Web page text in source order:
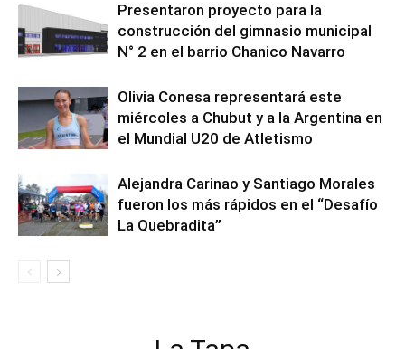
Presentaron proyecto para la
construcción del gimnasio municipal
N° 2 en el barrio Chanico Navarro
Olivia Conesa representará este
miércoles a Chubut y a la Argentina en
el Mundial U20 de Atletismo
Alejandra Carinao y Santiago Morales
fueron los más rápidos en el “Desafío
La Quebradita”